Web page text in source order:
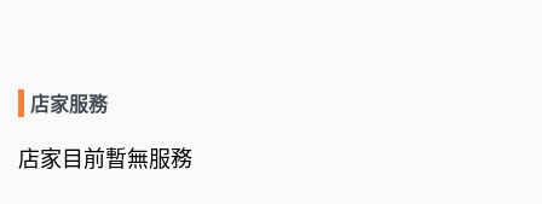
店家服務
店家目前暫無服務